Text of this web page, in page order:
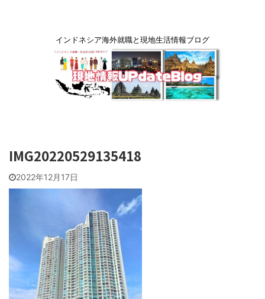
インドネシア海外就職と現地生活情報ブログ
IMG20220529135418
2022年12月17日